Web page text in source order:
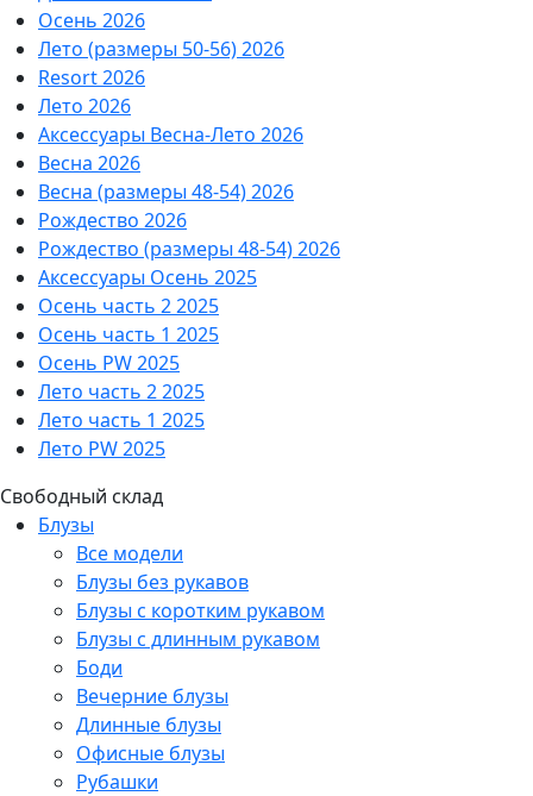
Осень 2026
Лето (размеры 50-56) 2026
Resort 2026
Лето 2026
Аксессуары Весна-Лето 2026
Весна 2026
Весна (размеры 48-54) 2026
Рождество 2026
Рождество (размеры 48-54) 2026
Аксессуары Осень 2025
Осень часть 2 2025
Осень часть 1 2025
Осень PW 2025
Лето часть 2 2025
Лето часть 1 2025
Лето PW 2025
Свободный склад
Блузы
Все модели
Блузы без рукавов
Блузы с коротким рукавом
Блузы с длинным рукавом
Боди
Вечерние блузы
Длинные блузы
Офисные блузы
Рубашки